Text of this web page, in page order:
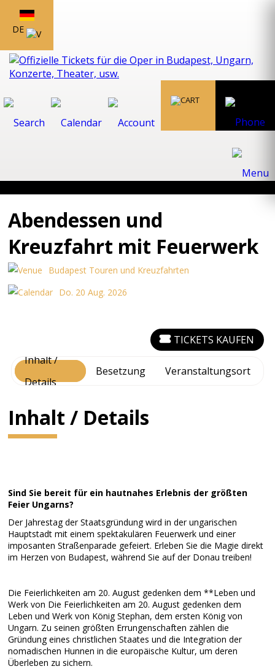
DE
Abendessen und
Kreuzfahrt mit Feuerwerk
Budapest Touren und Kreuzfahrten
Do. 20 Aug. 2026
Inhalt /
Details
Besetzung Veranstaltungsort
TICKETS KAUFEN
Inhalt / Details
Sind Sie bereit für ein hautnahes Erlebnis der größten
Feier Ungarns?
Der Jahrestag der Staatsgründung wird in der ungarischen
Hauptstadt mit einem spektakulären Feuerwerk und einer
imposanten Straßenparade gefeiert. Erleben Sie die Magie direkt
im Herzen von Budapest, während Sie auf der Donau treiben!
Die Feierlichkeiten am 20. August gedenken dem **Leben und
Werk von Die Feierlichkeiten am 20. August gedenken dem
Leben und Werk von König Stephan, dem ersten König von
Ungarn. Zu seinen größten Errungenschaften zählen die
Gründung eines christlichen Staates und die Integration der
nomadischen Hunnen in die europäische Kultur, um deren
Überleben zu sichern.